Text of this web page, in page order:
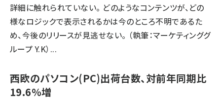
詳細に触れられていない。 どのようなコンテンツが、どの
様なロジックで表示されるかは今のところ不明であるた
め、今後のリリースが見逃せない。 （執筆：マーケティンググ
ループ Y.K）...
西欧のパソコン(PC)出荷台数、対前年同期比
19.6％増